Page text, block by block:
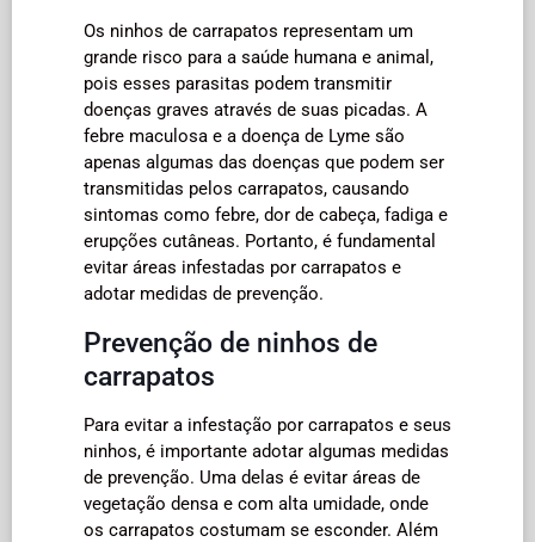
Os ninhos de carrapatos representam um
grande risco para a saúde humana e animal,
pois esses parasitas podem transmitir
doenças graves através de suas picadas. A
febre maculosa e a doença de Lyme são
apenas algumas das doenças que podem ser
transmitidas pelos carrapatos, causando
sintomas como febre, dor de cabeça, fadiga e
erupções cutâneas. Portanto, é fundamental
evitar áreas infestadas por carrapatos e
adotar medidas de prevenção.
Prevenção de ninhos de
carrapatos
Para evitar a infestação por carrapatos e seus
ninhos, é importante adotar algumas medidas
de prevenção. Uma delas é evitar áreas de
vegetação densa e com alta umidade, onde
os carrapatos costumam se esconder. Além